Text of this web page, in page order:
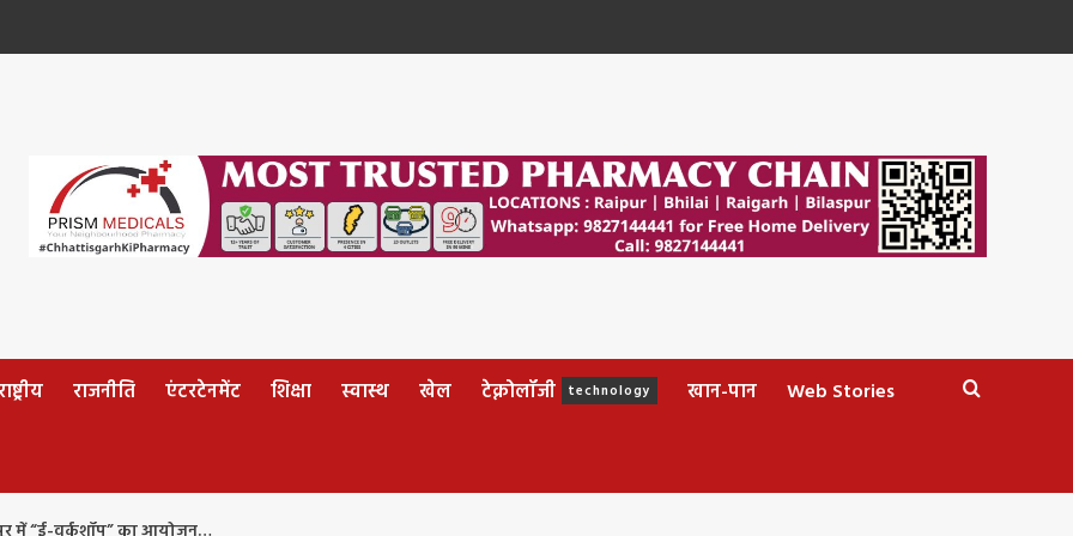
राजनीति एंटरटेनमेंट शिक्षा स्वास्थ खेल टेक्नोलॉजी technology खान-पान Web Stories